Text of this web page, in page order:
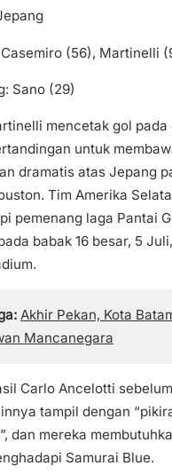
(56), Martinelli
Sano (29)
mencetak gol
untuk
dramatis atas Jepang
Tim Amerika
pemenang laga Pantai
babak 16 besar, 5
Akhir Pekan, Kota
Mancanegara
Carlo Ancelotti
tampil dengan
dan mereka
Samurai Blue.